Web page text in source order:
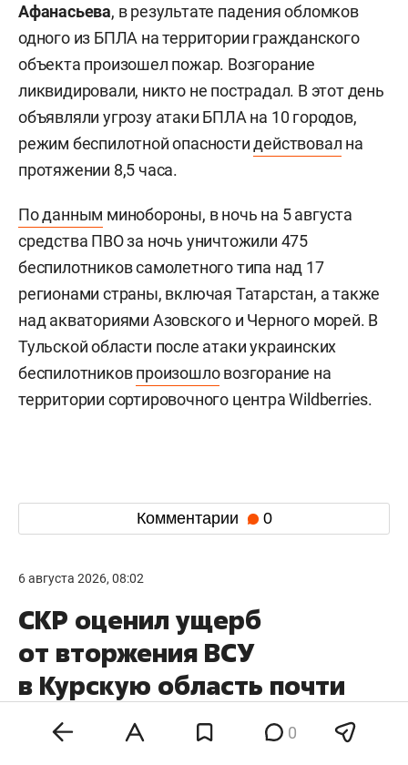
Афанасьева, в результате падения обломков
одного из БПЛА на территории гражданского
объекта произошел пожар. Возгорание
ликвидировали, никто не пострадал. В этот день
объявляли угрозу атаки БПЛА на 10 городов,
режим беспилотной опасностидействовал на
протяжении 8,5 часа.
По данным минобороны, в ночь на 5 августа
средства ПВО за ночь уничтожили 475
беспилотников самолетного типа над 17
регионами страны, включая Татарстан, а также
над акваториями Азовского и Черного морей. В
Тульской области после атаки украинских
беспилотниковпроизошловозгорание на
территории сортировочного центра Wildberries.
Комментарии 0
6 августа 2026, 08:02
СКР оценил ущерб
от вторжения ВСУ
в Курскую область почти
в полтриллиона рублей
0